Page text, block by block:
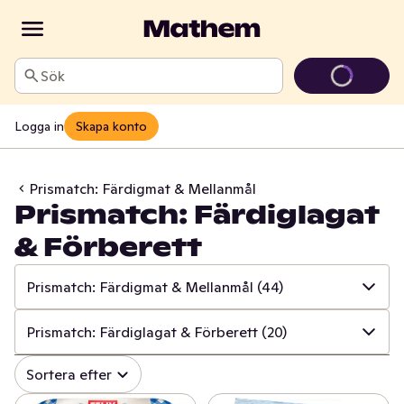
Sök
Logga in Skapa konto
Prismatch: Färdigmat & Mellanmål
Prismatch: Färdiglagat
& Förberett
Prismatch: Färdigmat & Mellanmål (44)
✓ Alla (534)
✓ Prismatch: Frukt & Grönt
Prismatch: Färdiglagat & Förberett (20)
✓ Alla (44)
Sortera efter